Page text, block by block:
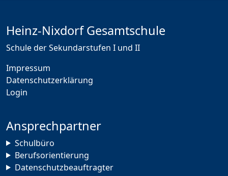
Heinz-Nixdorf Gesamtschule
Schule der Sekundarstufen I und II
Impressum
Datenschutzerklärung
Login
Ansprechpartner
Schulbüro
Berufsorientierung
Datenschutzbeauftragter